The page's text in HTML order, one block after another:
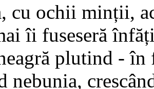
cu ochii minții,
îi fuseseră
plutind -
nebunia,